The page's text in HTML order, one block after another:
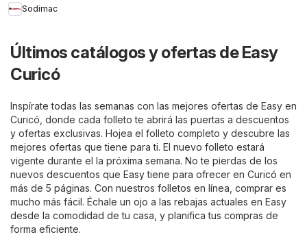
Sodimac
Últimos catálogos y ofertas de Easy
Curicó
Inspírate todas las semanas con las mejores ofertas de Easy en
Curicó, donde cada folleto te abrirá las puertas a descuentos
y ofertas exclusivas. Hojea el folleto completo y descubre las
mejores ofertas que tiene para ti. El nuevo folleto estará
vigente durante el la próxima semana. No te pierdas de los
nuevos descuentos que Easy tiene para ofrecer en Curicó en
más de 5 páginas. Con nuestros folletos en línea, comprar es
mucho más fácil. Échale un ojo a las rebajas actuales en Easy
desde la comodidad de tu casa, y planifica tus compras de
forma eficiente.